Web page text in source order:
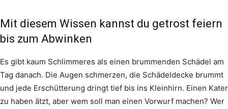
Mit diesem Wissen kannst du getrost feiern
bis zum Abwinken
Es gibt kaum Schlimmeres als einen brummenden Schädel am
Tag danach. Die Augen schmerzen, die Schädeldecke brummt
und jede Erschütterung dringt tief bis ins Kleinhirn. Einen Kater
zu haben ätzt, aber wem soll man einen Vorwurf machen? Wer